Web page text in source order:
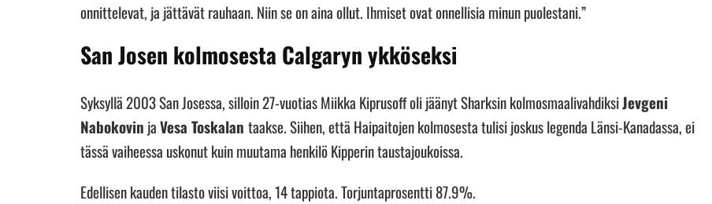
onnittelevat, ja jättävät rauhaan. Niin se on aina ollut. Ihmiset ovat onnellisia minun puolestani.”
San Josen kolmosesta Calgaryn ykköseksi
Syksyllä 2003 San Josessa, silloin 27-vuotias Miikka Kiprusoff oli jäänyt Sharksin kolmosmaalivahdiksiJevgeni
Nabokovin jaVesa Toskalan taakse. Siihen, että Haipaitojen kolmosesta tulisi joskus legenda Länsi-Kanadassa, ei
tässä vaiheessa uskonut kuin muutama henkilö Kipperin taustajoukoissa.
Edellisen kauden tilasto viisi voittoa, 14 tappiota. Torjuntaprosentti 87.9%.